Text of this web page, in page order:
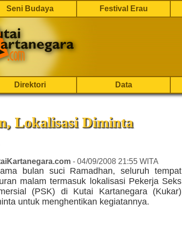
Seni Budaya Festival Erau
Direktori Data
Lokalisasi Diminta
- 04/09/2008 21:55 WITA
bulan suci Ramadhan, seluruh tempat
malam termasuk lokalisasi Pekerja Seks
(PSK) di Kutai Kartanegara (Kukar)
untuk menghentikan kegiatannya.